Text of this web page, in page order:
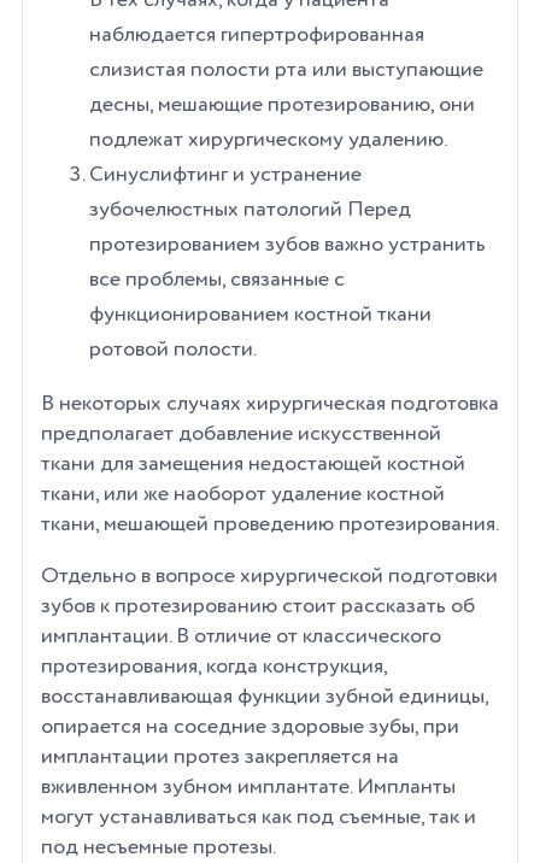
наблюдается гипертрофированная
слизистая полости рта или выступающие
десны, мешающие протезированию, они
подлежат хирургическому удалению.
Синуслифтинг и устранение
зубочелюстных патологий Перед
протезированием зубов важно устранить
все проблемы, связанные с
функционированием костной ткани
ротовой полости.
В некоторых случаях хирургическая подготовка
предполагает добавление искусственной
ткани для замещения недостающей костной
ткани, или же наоборот удаление костной
ткани, мешающей проведению протезирования.
Отдельно в вопросе хирургической подготовки
зубов к протезированию стоит рассказать об
имплантации. В отличие от классического
протезирования, когда конструкция,
восстанавливающая функции зубной единицы,
опирается на соседние здоровые зубы, при
имплантации протез закрепляется на
вживленном зубном имплантате. Импланты
могут устанавливаться как под съемные, так и
под несъемные протезы.